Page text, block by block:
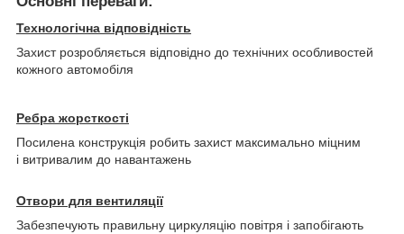
Технологічна відповідність
Захист розробляється відповідно до технічних особливостей
кожного автомобіля
Ребра жорсткості
Посилена конструкція робить захист максимально міцним
і витривалим до навантажень
Отвори для вентиляції
Забезпечують правильну циркуляцію повітря і запобігають